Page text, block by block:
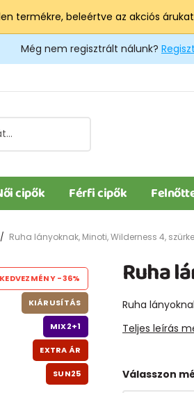
termékre, beleértve az akciós árukat
Még nem regisztrált nálunk?
cipők Férfi cipők
Ruha lányoknak, Minoti, Wilderness 4, szürke
Ruha
Ruha
Teljes leírás
Válasszon
KEDVEZMÉNY-36%
KIÁRUSÍTÁS
MIX2+1
EXTRA ÁR
SUN25